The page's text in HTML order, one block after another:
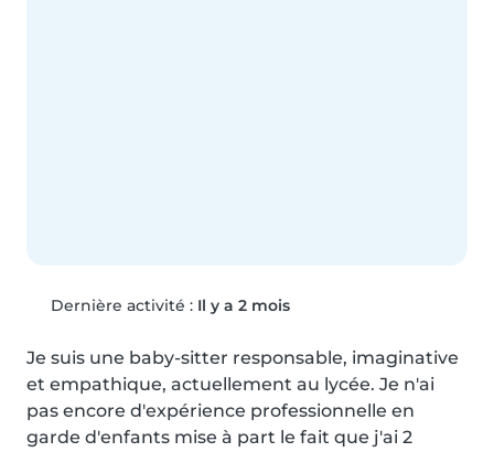
Dernière activité : Il y a 2 mois
Je suis une baby-sitter responsable, imaginative
et empathique, actuellement au lycée. Je n'ai
pas encore d'expérience professionnelle en
garde d'enfants mise à part le fait que j'ai 2